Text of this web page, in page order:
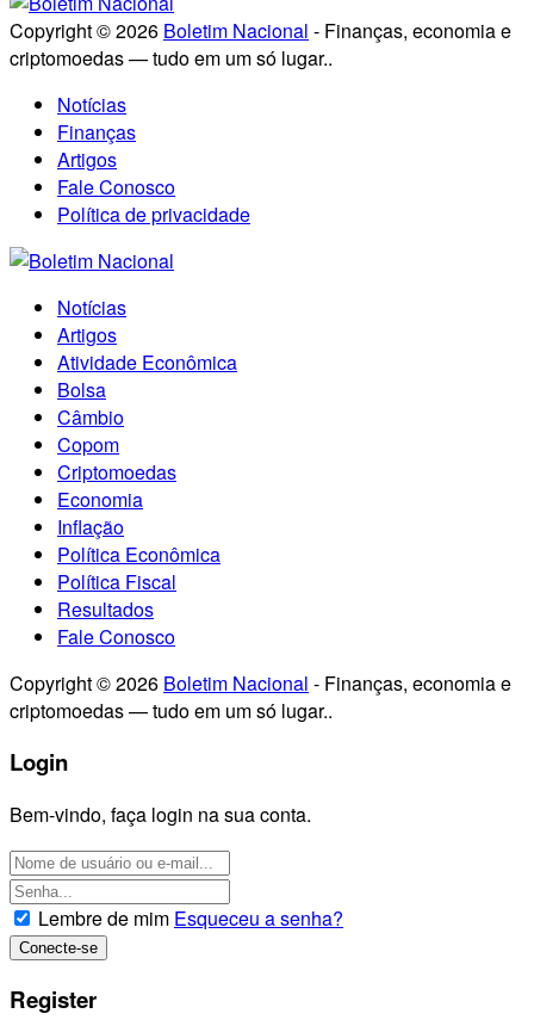
Copyright © 2026 Boletim Nacional - Finanças, economia e
criptomoedas — tudo em um só lugar..
Notícias
Finanças
Artigos
Fale Conosco
Política de privacidade
Notícias
Artigos
Atividade Econômica
Bolsa
Câmbio
Copom
Criptomoedas
Economia
Inflação
Política Econômica
Política Fiscal
Resultados
Fale Conosco
Copyright © 2026 Boletim Nacional - Finanças, economia e
criptomoedas — tudo em um só lugar..
Login
Bem-vindo, faça login na sua conta.
Lembre de mim Esqueceu a senha?
Register